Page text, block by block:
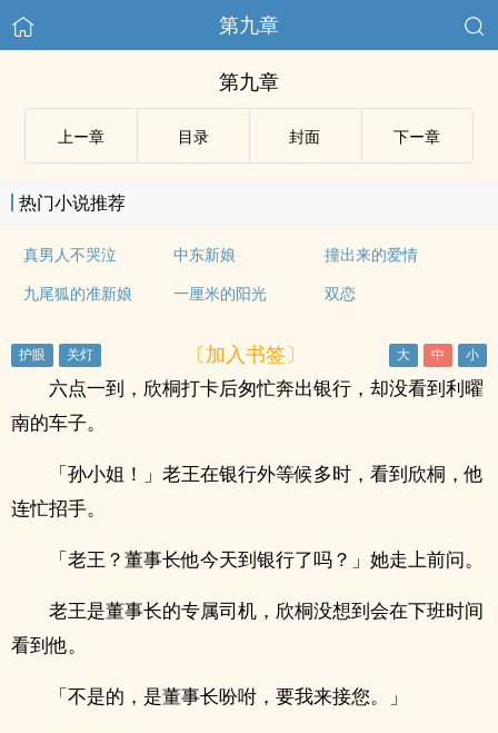
第九章
第九章
上ー章 目录 封面 下ー章
热门小说推荐
真男人不哭泣 中东新娘
撞出来的爱情
九尾狐的准新娘
一厘米的阳光 双恋
〔加入书签〕
六点一到，欣桐打卡后匆忙奔出银行，却没看到利曜
南的车子。
「孙小姐！」老王在银行外等候多时，看到欣桐，他
连忙招手。
「老王？董事长他今天到银行了吗？」她走上前问。
老王是董事长的专属司机，欣桐没想到会在下班时间
看到他。
「不是的，是董事长吩咐，要我来接您。」